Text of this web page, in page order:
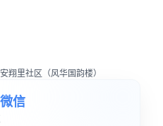
翔里社区（风华国韵楼）
信